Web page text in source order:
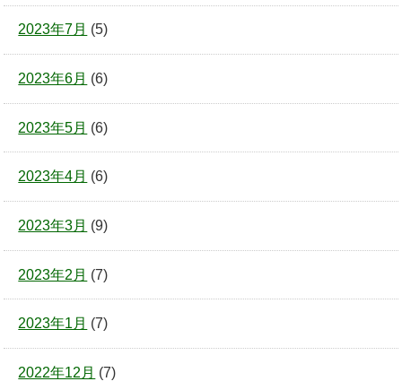
2023年7月 (5)
2023年6月 (6)
2023年5月 (6)
2023年4月 (6)
2023年3月 (9)
2023年2月 (7)
2023年1月 (7)
2022年12月 (7)